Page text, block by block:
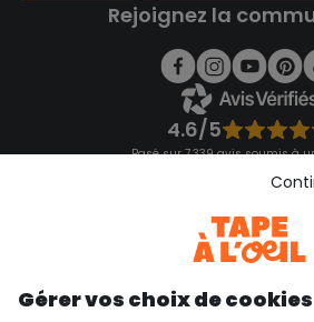
Rejoignez la
4.6/5
Basé sur 7 339 avis soumis à
Consulter les CGU
Gérer vos choix de cookies